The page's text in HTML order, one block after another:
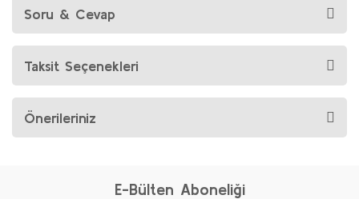
Soru & Cevap
Taksit Seçenekleri
Önerileriniz
E-Bülten Aboneliği